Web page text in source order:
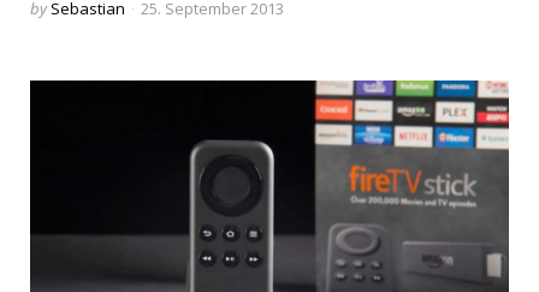
Posted
by Sebastian 25. September 2013